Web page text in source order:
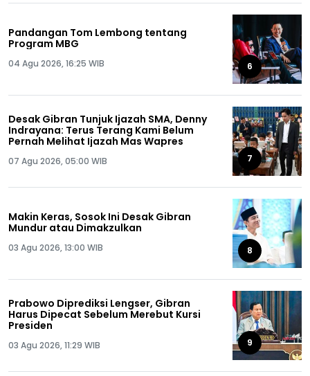
Pandangan Tom Lembong tentang
Program MBG
04 Agu 2026, 16:25 WIB 6
Desak Gibran Tunjuk Ijazah SMA, Denny
Indrayana: Terus Terang Kami Belum
Pernah Melihat Ijazah Mas Wapres
07 Agu 2026, 05:00 WIB 7
Makin Keras, Sosok Ini Desak Gibran
Mundur atau Dimakzulkan
03 Agu 2026, 13:00 WIB 8
Prabowo Diprediksi Lengser, Gibran
Harus Dipecat Sebelum Merebut Kursi
Presiden
03 Agu 2026, 11:29 WIB 9